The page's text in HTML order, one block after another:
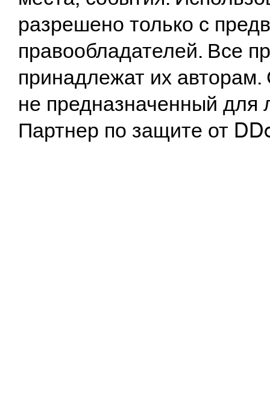
разрешено только с
правообладателей. Все
принадлежат их
не предназначенный
Партнер по защите от